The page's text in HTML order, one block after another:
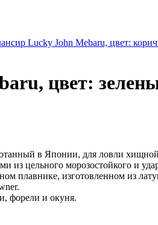
Lucky John Mebaru, цвет:
цвет:
в Японии, для ловли
из цельного морозостойкого и
плавнике, изготовленном из
форели и окуня.